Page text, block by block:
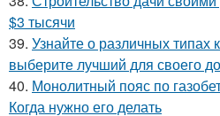
$3 тысячи
39. Узнайте о различных типах
выберите лучший для своего
40. Монолитный пояс по
Когда нужно его делать